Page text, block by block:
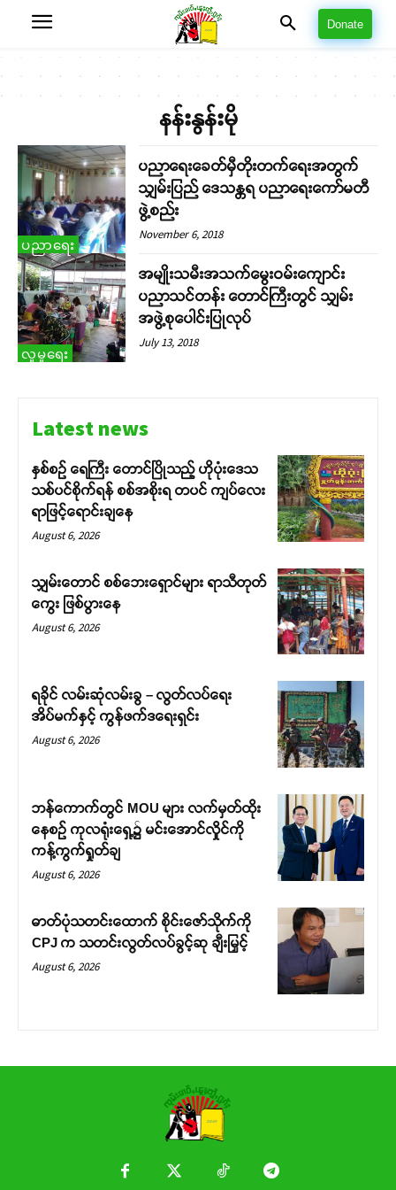
Donate
နန်းနွန်းမို
ပညာရေး
ပညာရေးခေတ်မှီတိုးတက်ရေးအတွက်
သျှမ်းပြည် ဒေသန္တရ ပညာရေးကော်မတီ
ဖွဲ့စည်း
November 6, 2018
လူမှုရေး
အမျိုးသမီးအသက်မွေးဝမ်းကျောင်း
ပညာသင်တန်း တောင်ကြီးတွင် သျှမ်း
အဖွဲ့စုပေါင်းပြုလုပ်
July 13, 2018
Latest news
နှစ်စဉ် ရေကြီး တောင်ပြိုသည့် ဟိုပုံးဒေသ
သစ်ပင်စိုက်ရန် စစ်အစိုးရ တပင် ကျပ်လေး
ရာဖြင့်ရောင်းချနေ
August 6, 2026
သျှမ်းတောင် စစ်ဘေးရှောင်များ ရာသီတုတ်
ကွေး ဖြစ်ပွားနေ
August 6, 2026
ရခိုင် လမ်းဆုံလမ်းခွ – လွတ်လပ်ရေး
အိပ်မက်နှင့် ကွန်ဖက်ဒရေးရှင်း
August 6, 2026
ဘန်ကောက်တွင် MOU များ လက်မှတ်ထိုး
နေစဉ် ကုလရုံးရှေ့၌ မင်းအောင်လှိုင်ကို
ကန့်ကွက်ရှုတ်ချ
August 6, 2026
ဓာတ်ပုံသတင်းထောက် စိုင်းဇော်သိုက်ကို
CPJ က သတင်းလွတ်လပ်ခွင့်ဆု ချီးမြှင့်
August 6, 2026